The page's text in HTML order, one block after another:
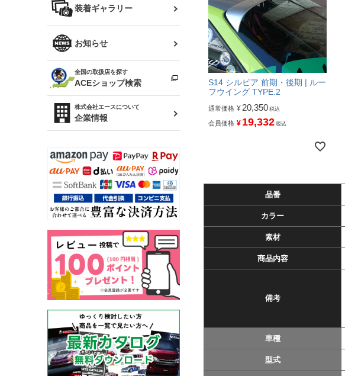
アリスト
ソアラ
アルテッツァ
プロボックス
RAV4
Z32 フェアレディZ
R34 スカイライン
スカイライン
（ER34/R33/ECR33/R32）
キャラバン
ローレル
セフィーロ
バッグ
ファッション小物
雑貨・ステーショナリー
ベビー用品
装着ギャラリー
お知らせ
全国の取扱店を探す
ACEショップ検索
株式会社エースについて
企業情報
S14 シルビア 前期・後期 | ルー
フウイング TYPE.2
通常価格 ¥20,350 税込
会員価格 ¥ 19,332 税込
品番
カラー
素材
商品内容
備考
車種
型式